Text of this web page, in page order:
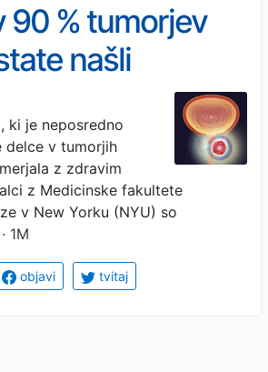
90 % tumorjev
našli
ki je neposredno
delce v tumorjih
z zdravim
z Medicinske fakultete
v New Yorku (NYU) so
1M
objavi tvitaj